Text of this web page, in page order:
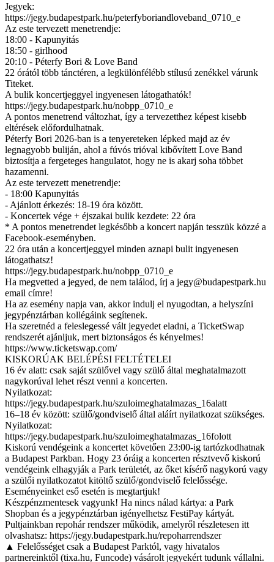
Jegyek:
https://jegy.budapestpark.hu/peterfyboriandloveband_0710_e
Az este tervezett menetrendje:
18:00 - Kapunyitás
18:50 - girlhood
20:10 - Péterfy Bori & Love Band
22 órától több tánctéren, a legkülönfélébb stílusú zenékkel várunk
Titeket.
A bulik koncertjeggyel ingyenesen látogathatók!
https://jegy.budapestpark.hu/nobpp_0710_e
A pontos menetrend változhat, így a tervezetthez képest kisebb
eltérések előfordulhatnak.
Péterfy Bori 2026-ban is a tenyereteken lépked majd az év
legnagyobb buliján, ahol a fúvós trióval kibővített Love Band
biztosítja a fergeteges hangulatot, hogy ne is akarj soha többet
hazamenni.
Az este tervezett menetrendje:
- 18:00 Kapunyitás
- Ajánlott érkezés: 18-19 óra között.
- Koncertek vége + éjszakai bulik kezdete: 22 óra
* A pontos menetrendet legkésőbb a koncert napján tesszük közzé a
Facebook-eseményben.
22 óra után a koncertjeggyel minden aznapi bulit ingyenesen
látogathatsz!
https://jegy.budapestpark.hu/nobpp_0710_e
Ha megvetted a jegyed, de nem találod, írj a jegy@budapestpark.hu
email címre!
Ha az esemény napja van, akkor indulj el nyugodtan, a helyszíni
jegypénztárban kollégáink segítenek.
Ha szeretnéd a feleslegessé vált jegyedet eladni, a TicketSwap
rendszerét ajánljuk, mert biztonságos és kényelmes!
https://www.ticketswap.com/
KISKORÚAK BELÉPÉSI FELTÉTELEI
16 év alatt: csak saját szülővel vagy szülő által meghatalmazott
nagykorúval lehet részt venni a koncerten.
Nyilatkozat:
https://jegy.budapestpark.hu/szuloimeghatalmazas_16alatt
16–18 év között: szülő/gondviselő által aláírt nyilatkozat szükséges.
Nyilatkozat:
https://jegy.budapestpark.hu/szuloimeghatalmazas_16folott
Kiskorú vendégeink a koncertet követően 23:00-ig tartózkodhatnak
a Budapest Parkban. Hogy 23 óráig a koncerten résztvevő kiskorú
vendégeink elhagyják a Park területét, az őket kísérő nagykorú vagy
a szülői nyilatkozatot kitöltő szülő/gondviselő felelőssége.
Eseményeinket eső esetén is megtartjuk!
Készpénzmentesek vagyunk! Ha nincs nálad kártya: a Park
Shopban és a jegypénztárban igényelhetsz FestiPay kártyát.
Pultjainkban repohár rendszer működik, amelyről részletesen itt
olvashatsz: https://jegy.budapestpark.hu/repoharrendszer
▲ Felelősséget csak a Budapest Parktól, vagy hivatalos
partnereinktől (tixa.hu, Funcode) vásárolt jegyekért tudunk vállalni.